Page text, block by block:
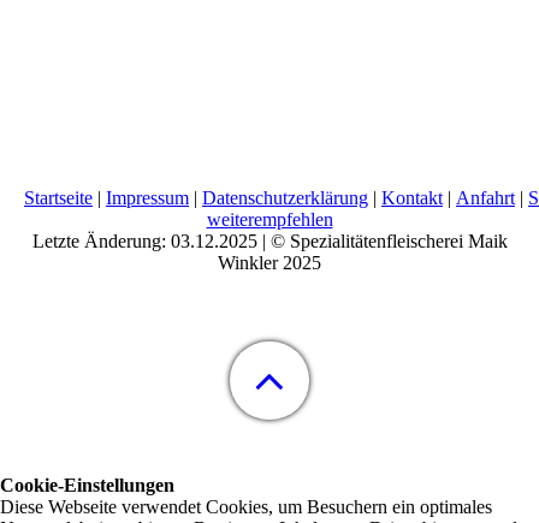
Startseite Impressum Datenschutzerklärung Kontakt| Anfahrt|
weiterempfehlen
Letzte Änderung: 03.12.2025 | © Spezialitätenfleischerei Maik
Winkler2025
Cookie-Einstellungen
Diese Webseite verwendet Cookies, um Besuchern ein optimales